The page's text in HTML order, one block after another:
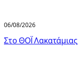
06/08/2026
Στο ΘΟΪ